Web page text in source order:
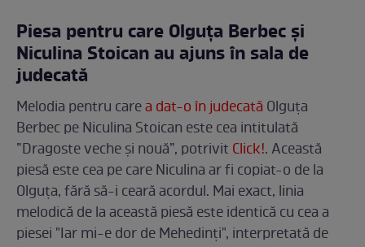
Piesa pentru care Olguța Berbec și
Niculina Stoican au ajuns în sala de
judecată
Melodia pentru carea dat-o în judecată Olguța
Berbec pe Niculina Stoican este cea intitulată
”Dragoste veche și nouă”, potrivit Click!. Această
piesă este cea pe care Niculina ar fi copiat-o de la
Olguța, fără să-i ceară acordul. Mai exact, linia
melodică de la această piesă este identică cu cea a
piesei "Iar mi-e dor de Mehedinți", interpretată de